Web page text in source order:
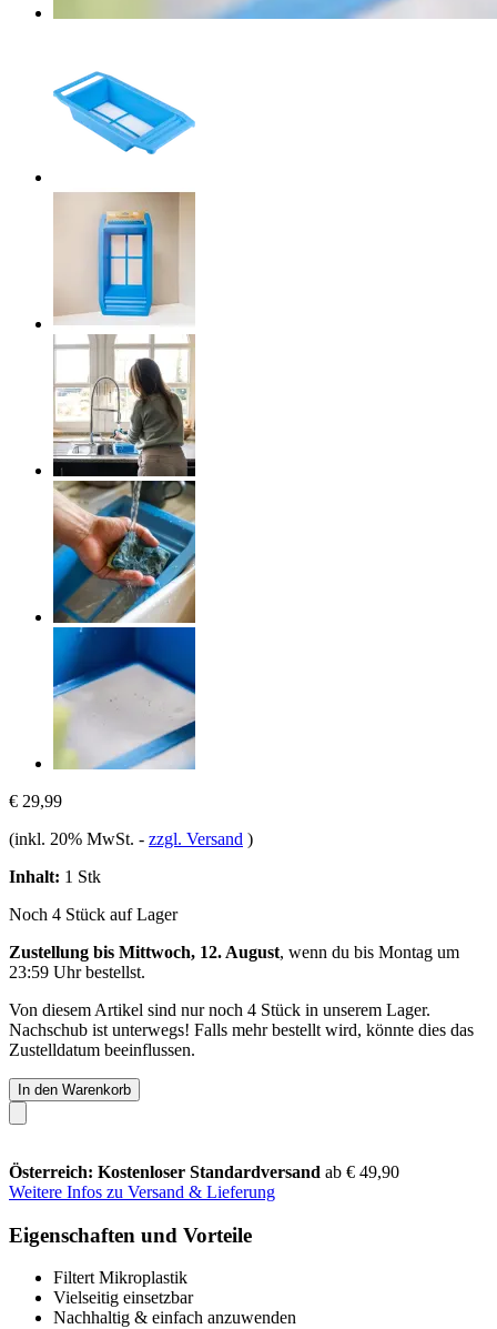
€ 29,99
(inkl. 20% MwSt. - zzgl. Versand )
Inhalt: 1 Stk
Noch 4 Stück auf Lager
Zustellung bis Mittwoch, 12. August, wenn du bis Montag um
23:59 Uhrbestellst.
Von diesem Artikel sind nur noch 4 Stück in unserem Lager.
Nachschub ist unterwegs! Falls mehr bestellt wird, könnte dies das
Zustelldatum beeinflussen.
In den Warenkorb
Österreich: Kostenloser Standardversand ab € 49,90
Weitere Infos zu Versand & Lieferung
Eigenschaften und Vorteile
Filtert Mikroplastik
Vielseitig einsetzbar
Nachhaltig & einfach anzuwenden